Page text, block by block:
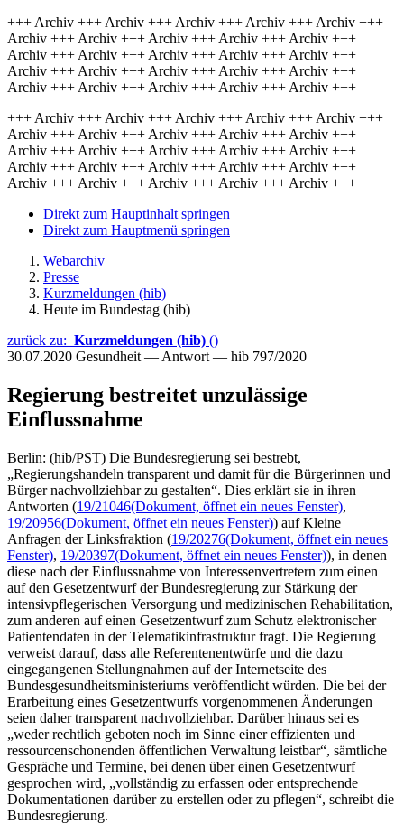
+++ Archiv +++ Archiv +++ Archiv +++ Archiv +++ Archiv +++
Archiv +++ Archiv +++ Archiv +++ Archiv +++ Archiv +++
Archiv +++ Archiv +++ Archiv +++ Archiv +++ Archiv +++
Archiv +++ Archiv +++ Archiv +++ Archiv +++ Archiv +++
Archiv +++ Archiv +++ Archiv +++ Archiv +++ Archiv +++
+++ Archiv +++ Archiv +++ Archiv +++ Archiv +++ Archiv +++
Archiv +++ Archiv +++ Archiv +++ Archiv +++ Archiv +++
Archiv +++ Archiv +++ Archiv +++ Archiv +++ Archiv +++
Archiv +++ Archiv +++ Archiv +++ Archiv +++ Archiv +++
Archiv +++ Archiv +++ Archiv +++ Archiv +++ Archiv +++
Direkt zum Hauptinhalt springen
Direkt zum Hauptmenü springen
Webarchiv
Presse
Kurzmeldungen (hib)
Heute im Bundestag (hib)
zurück zu: Kurzmeldungen (hib) ()
30.07.2020 Gesundheit — Antwort — hib 797/2020
Regierung bestreitet unzulässige
Einflussnahme
Berlin: (hib/PST) Die Bundesregierung sei bestrebt,
„Regierungshandeln transparent und damit für die Bürgerinnen und
Bürger nachvollziehbar zu gestalten“. Dies erklärt sie in ihren
Antworten (19/21046(Dokument, öffnet ein neues Fenster),
19/20956(Dokument, öffnet ein neues Fenster)) auf Kleine
Anfragen der Linksfraktion (19/20276(Dokument, öffnet ein neues
Fenster), 19/20397(Dokument, öffnet ein neues Fenster)), in denen
diese nach der Einflussnahme von Interessenvertretern zum einen
auf den Gesetzentwurf der Bundesregierung zur Stärkung der
intensivpflegerischen Versorgung und medizinischen Rehabilitation,
zum anderen auf einen Gesetzentwurf zum Schutz elektronischer
Patientendaten in der Telematikinfrastruktur fragt. Die Regierung
verweist darauf, dass alle Referentenentwürfe und die dazu
eingegangenen Stellungnahmen auf der Internetseite des
Bundesgesundheitsministeriums veröffentlicht würden. Die bei der
Erarbeitung eines Gesetzentwurfs vorgenommenen Änderungen
seien daher transparent nachvollziehbar. Darüber hinaus sei es
„weder rechtlich geboten noch im Sinne einer effizienten und
ressourcenschonenden öffentlichen Verwaltung leistbar“, sämtliche
Gespräche und Termine, bei denen über einen Gesetzentwurf
gesprochen wird, „vollständig zu erfassen oder entsprechende
Dokumentationen darüber zu erstellen oder zu pflegen“, schreibt die
Bundesregierung.